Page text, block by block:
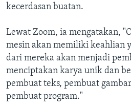
kecerdasan buatan.
Lewat Zoom, ia mengatakan,
mesin akan memiliki keahlian
dari mereka akan menjadi
menciptakan karya unik dan
pembuat teks, pembuat
pembuat program."